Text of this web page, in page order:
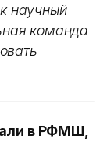
научный
команда
в РФМШ,